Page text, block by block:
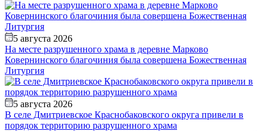
5 августа 2026
На месте разрушенного храма в деревне Марково
Ковернинского благочиния была совершена Божественная
Литургия
5 августа 2026
В селе Дмитриевское Краснобаковского округа привели в
порядок территорию разрушенного храма